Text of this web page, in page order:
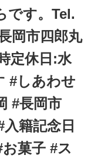
i
o
n
です。Tel.
岡市四郎丸
定休日:水
#しあわせ
#長岡市
籍記念日
菓子 #ス